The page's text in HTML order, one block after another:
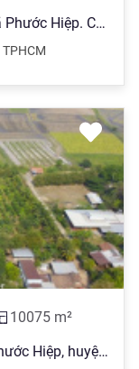
Bán Kho - Xưởng. Mặt Tiền QL 22. Xã Phước Hiệp. Củ Chi - DT 7257m2
TPHCM
10075 m²
Chính chủ bán nhanh nhà vườn xã Phước Hiệp, huyện Củ Chi, quy hoạch khu dân cư mới